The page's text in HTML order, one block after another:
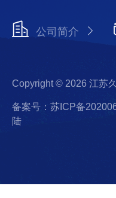
公司简介
Copyright © 2026 江苏
备案号：苏ICP备
陆